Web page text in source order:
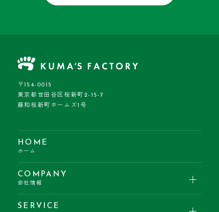
〒154-0015
東京都世田谷区桜新町2-15-7
藤和桜新町ホームズ1号
HOME
ホーム
COMPANY
会社情報
SERVICE